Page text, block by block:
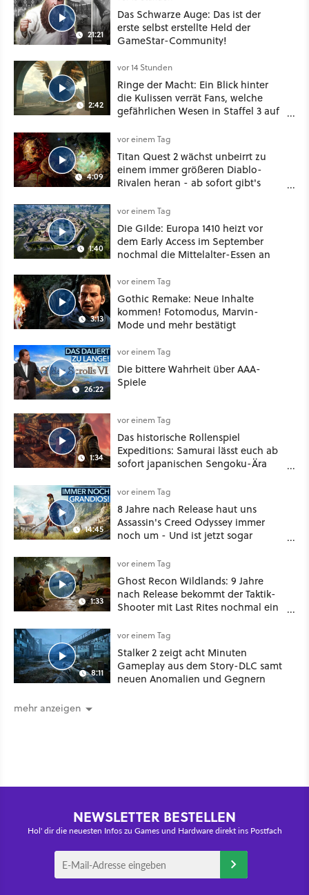
21:21
Das Schwarze Auge: Das ist der
erste selbst erstellte Held der
GameStar-Community!
2:42
vor 14 Stunden
Ringe der Macht: Ein Blick hinter
die Kulissen verrät Fans, welche
gefährlichen Wesen in Staffel 3 auf
4:09
vor einem Tag
Titan Quest 2 wächst unbeirrt zu
einem immer größeren Diablo-
Rivalen heran - ab sofort gibt's
Klasse
1:40
vor einem Tag
Die Gilde: Europa 1410 heizt vor
dem Early Access im September
nochmal die Mittelalter-Essen an
3:13
vor einem Tag
Gothic Remake: Neue Inhalte
kommen! Fotomodus, Marvin-
Mode und mehr bestätigt
26:22
vor einem Tag
Die bittere Wahrheit über AAA-
Spiele
1:34
vor einem Tag
Das historische Rollenspiel
Expeditions: Samurai lässt euch ab
sofort japanischen Sengoku-Ära
oder Diplomatie
14:45
vor einem Tag
8 Jahre nach Release haut uns
Assassin's Creed Odyssey immer
noch um - Und ist jetzt sogar
1:33
vor einem Tag
Ghost Recon Wildlands: 9 Jahre
nach Release bekommt der Taktik-
Shooter mit Last Rites nochmal ein
8:11
vor einem Tag
Stalker 2 zeigt acht Minuten
Gameplay aus dem Story-DLC samt
neuen Anomalien und Gegnern
mehr anzeigen
NEWSLETTER BESTELLEN
Hol' dir die neuesten Infos zu Games und Hardware direkt ins Postfach